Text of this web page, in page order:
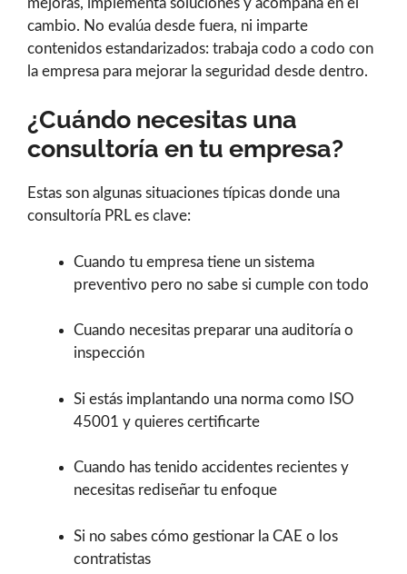
cambio. No evalúa desde fuera, ni imparte
contenidos estandarizados: trabaja codo a codo con
la empresa para mejorar la seguridad desde dentro.
¿Cuándo necesitas una
consultoría en tu empresa?
Estas son algunas situaciones típicas donde una
consultoría PRL es clave:
Cuando tu empresa tiene un sistema
preventivo pero no sabe si cumple con todo
Cuando necesitas preparar una auditoría o
inspección
Si estás implantando una norma como ISO
45001 y quieres certificarte
Cuando has tenido accidentes recientes y
necesitas rediseñar tu enfoque
Si no sabes cómo gestionar la CAE o los
contratistas